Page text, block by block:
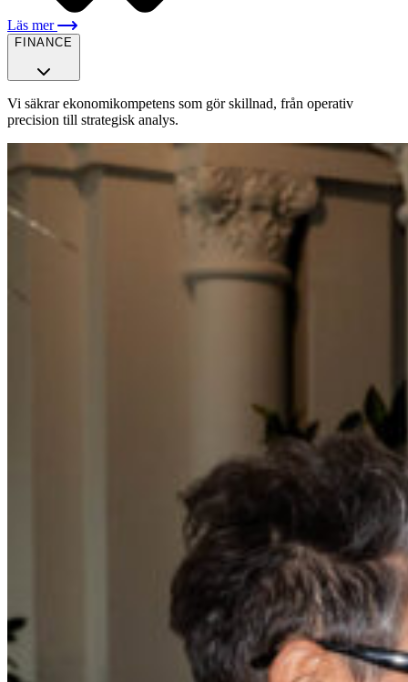
Läs mer
FINANCE
Vi säkrar ekonomikompetens som gör skillnad, från operativ
precision till strategisk analys.